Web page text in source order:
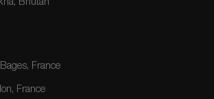
Bhutan
France
France